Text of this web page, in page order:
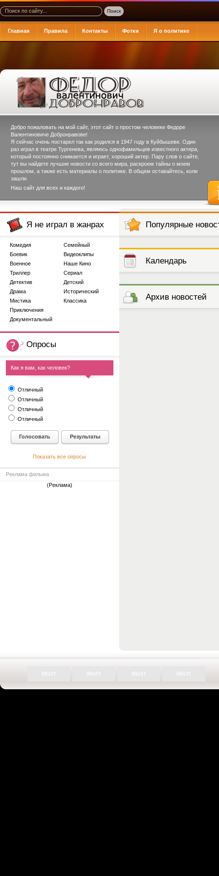
Главная Правила Контакты Фотки Я о политике
Добро пожаловать на мой сайт, этот сайт о простом человеке Федоре
Валентиновиче Добронравове!
Я сейчас очень постарел так как родился в 1947 году в Куйбышеве. Один
раз играл в театре Тургенева, являюсь однофамильцев известного актера,
который постоянно снимается и играет, хороший актер. Пару слов о сайте,
тут вы найдете лучшие новости со всего мира, раскроем тайны о моем
прошлом, а также есть материалы о политике. В общем оставайтесь, коли
зашли.
Наш сайт для всех и каждого!
Я не играл в жанрах
Комедия
Боевик
Военное
Триллер
Детектив
Драма
Мистика
Приключения
Документальный
Семейный
Видеоклипы
Наше Кино
Сериал
Детский
Исторический
Классика
Опросы
Как я вам, как человек?
Отличный
Отличный
Отличный
Отличный
Показать все опросы
Реклама фильма
(Реклама)
Популярные
Календарь
выступлений
Архив новостей